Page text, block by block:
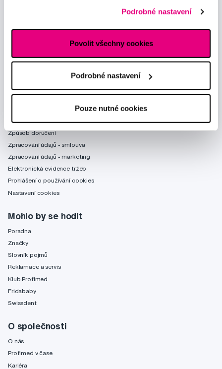
Podrobné nastavení
Povolit všechny cookies
Podrobné nastavení
Pouze nutné cookies
Poradíme Vám
Obchodní podmínky
Způsob doručení
Zpracování údajů - smlouva
Zpracování údajů - marketing
Elektronická evidence tržeb
Prohlášení o používání cookies
Nastavení cookies
Mohlo by se hodit
Poradna
Značky
Slovník pojmů
Reklamace a servis
Klub Profimed
Fridababy
Swissdent
O společnosti
O nás
Profimed v čase
Kariéra